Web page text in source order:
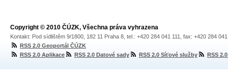
Copyright © 2010 ČÚZK, Všechna práva vyhrazena
Kontakt: Pod sídlištěm 9/1800, 182 11 Praha 8, tel.: +420 284 041 111, fax: +420 284
RSS 2.0 Geoportál ČÚZK
RSS 2.0 Aplikace
RSS 2.0 Datové sady RSS 2.0 Síťové služby RSS